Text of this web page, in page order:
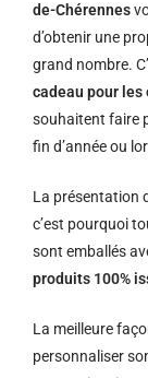
de-Chérennes
d’obtenir une
grand nombre.
cadeau pour
souhaitent faire
fin d’année ou
La présentation
c’est pourquoi
sont emballés
produits 100%
La meilleure
personnaliser